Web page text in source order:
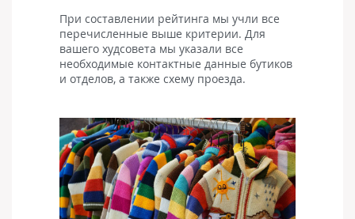
При составлении рейтинга мы учли все
перечисленные выше критерии. Для
вашего худсовета мы указали все
необходимые контактные данные бутиков
и отделов, а также схему проезда.